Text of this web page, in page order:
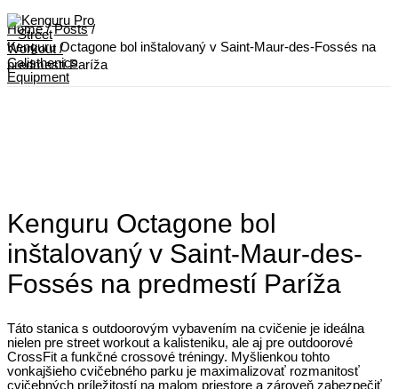
Skip
to
content
Home
Posts
Kenguru Octagone bol inštalovaný v Saint-Maur-des-Fossés na
predmestí Paríža
Kenguru Octagone bol
inštalovaný v Saint-Maur-des-
Fossés na predmestí Paríža
Táto stanica s outdoorovým vybavením na cvičenie je ideálna
nielen pre street workout a kalisteniku, ale aj pre outdoorové
CrossFit a funkčné crossové tréningy. Myšlienkou tohto
vonkajšieho cvičebného parku je maximalizovať rozmanitosť
cvičebných príležitostí na malom priestore a zároveň zabezpečiť